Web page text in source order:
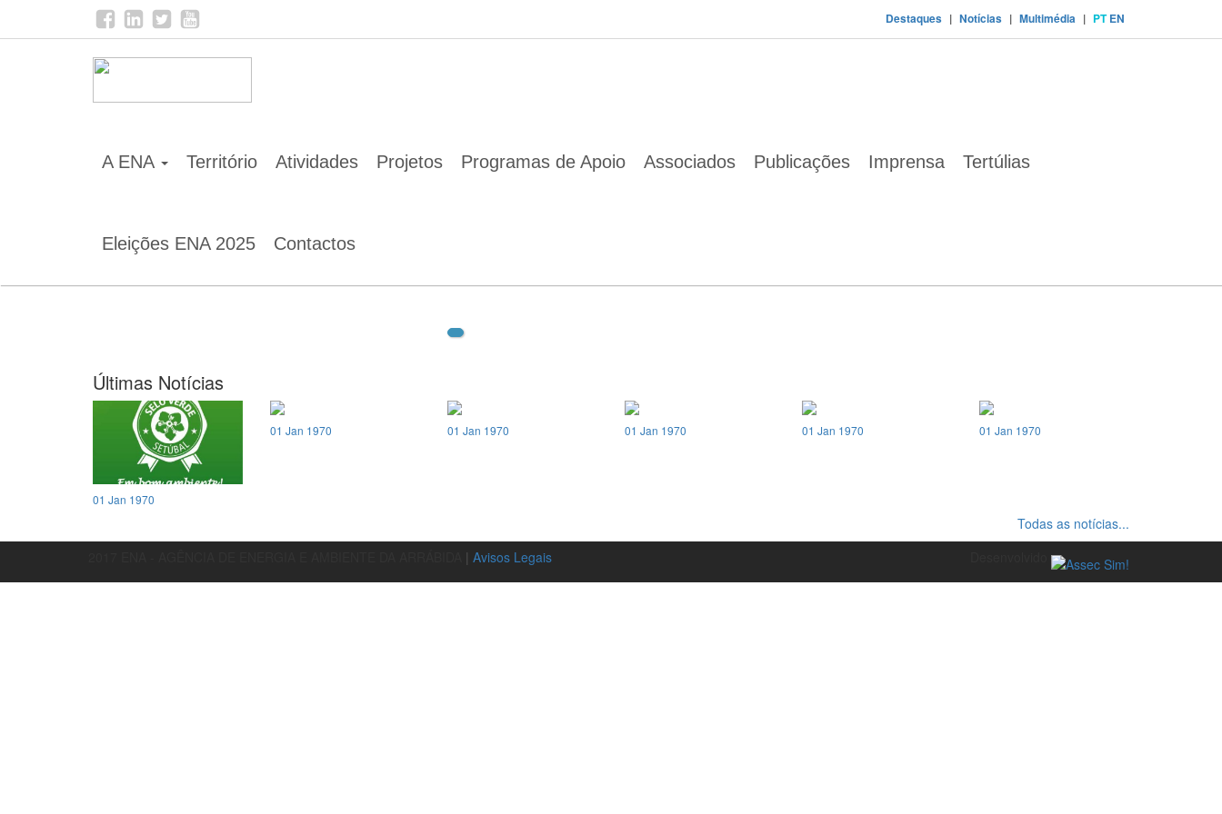
Destaques | Notícias | Multimédia | PT EN
A ENA Território Atividades Projetos Programas de Apoio Associados Publicações Imprensa Tertúlias
Eleições ENA 2025 Contactos
Home
Últimas Notícias
01 Jan 1970
01 Jan 1970 01 Jan 1970 01 Jan 1970 01 Jan 1970 01 Jan 1970
Todas as notícias...
| Avisos Legais